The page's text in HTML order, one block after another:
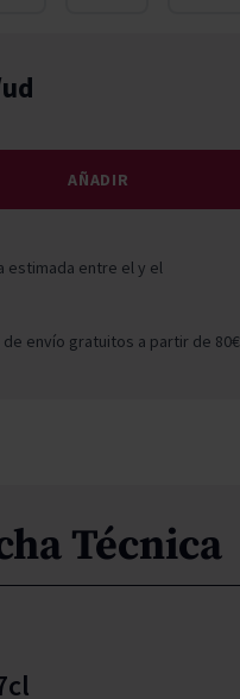
AÑADIR
estimada entre ely el
de envío gratuitos a partir de 80€
Técnica